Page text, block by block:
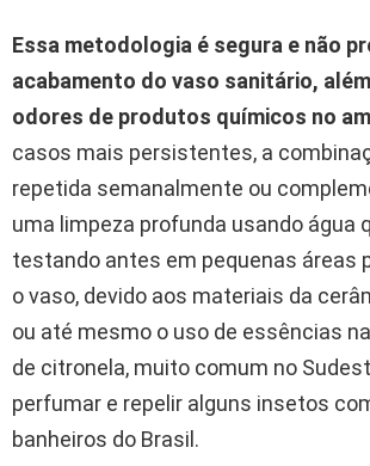
Essa metodologia é segura e não
acabamento do vaso sanitário,
odores de produtos químicos no
casos mais persistentes, a
repetida semanalmente ou
uma limpeza profunda usando água
testando antes em pequenas áreas
o vaso, devido aos materiais da
ou até mesmo o uso de essências
de citronela, muito comum no
perfumar e repelir alguns insetos
banheiros do Brasil.